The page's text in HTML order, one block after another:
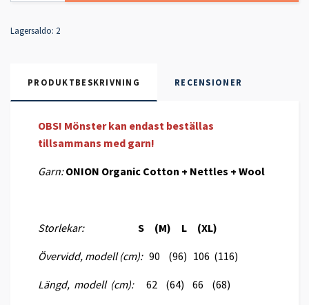
Lagersaldo: 2
PRODUKTBESKRIVNING RECENSIONER
OBS! Mönster kan endast beställas
tillsammans med garn!
Garn: ONION Organic Cotton + Nettles + Wool
Storlekar: S (M) L (XL)
Övervidd, modell (cm):90 (96) 106 (116)
Längd, modell (cm):62 (64) 66 (68)